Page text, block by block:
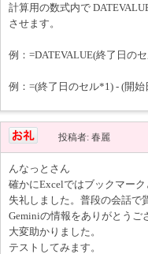
計算用の数式内で
させます。
例：=DATEVALUE(終了日の
例：=(終了日のセル*1) - (開
投稿者: 春麗
んなっとさん
確かにExcelではブックマーク
失礼しました。普段の会話で
Geminiの情報をありがとうご
大変助かりました。
テストしてみます。